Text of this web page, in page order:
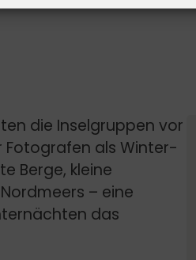
die Inselgruppen vor
als Winter-
Berge, kleine
– eine
das